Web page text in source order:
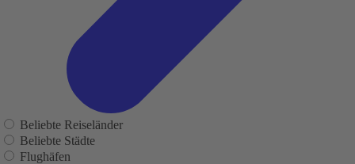
Beliebte Reiseländer
Beliebte Städte
Flughäfen